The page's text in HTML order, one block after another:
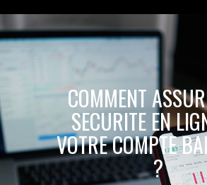
COMMENT
SECURITE EN
VOTRE COMPTE
?